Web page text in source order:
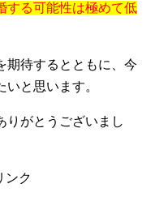
する可能性は極めて低
期待するとともに、今
と思います。
りがとうございまし
ンク